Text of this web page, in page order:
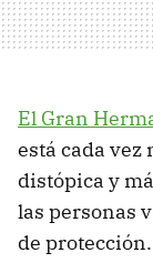
El Gran
está cada vez
distópica y
las personas
de protección.